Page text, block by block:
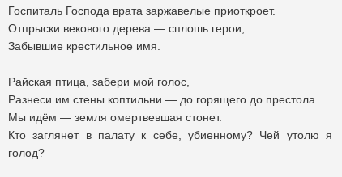
Госпиталь Господа врата заржавелые приоткроет.
Отпрыски векового дерева — сплошь герои,
Забывшие крестильное имя.
Райская птица, забери мой голос,
Разнеси им стены коптильни — до горящего до престола.
Мы идём — земля омертвевшая стонет.
Кто заглянет в палату к себе, убиенному? Чей утолю я
голод?